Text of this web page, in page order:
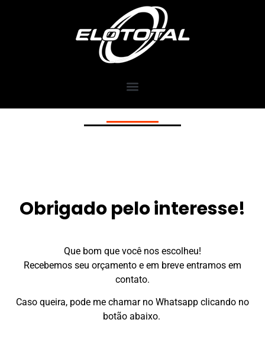
Obrigado pelo interesse!
Que bom que você nos escolheu!
Recebemos seu orçamento e em breve entramos em
contato.
Caso queira, pode me chamar no Whatsapp clicando no
botão abaixo.